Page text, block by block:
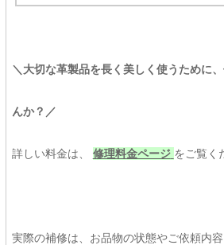
＼大切な革製品を長く美しく使うために
んか？／
詳しい料金は、 修理料金ページ をご覧く
実際の補修は、お品物の状態やご依頼内